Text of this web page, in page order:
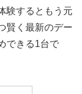
験するともう元
賢く最新のデー
できる1台で